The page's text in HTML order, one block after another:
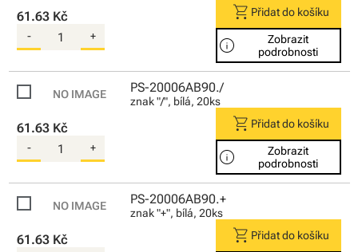
61.63 Kč
- +
shopping_cart Přidat do košíku
info
Zobrazit
podrobnosti
PS-20006AB90./
znak "/", bílá, 20ks
61.63 Kč
- +
shopping_cart Přidat do košíku
info
Zobrazit
podrobnosti
PS-20006AB90.+
znak "+", bílá, 20ks
61.63 Kč shopping_cart Přidat do košíku